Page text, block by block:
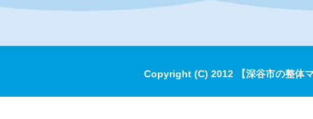
Copyright (C) 2012 【深谷市の整体